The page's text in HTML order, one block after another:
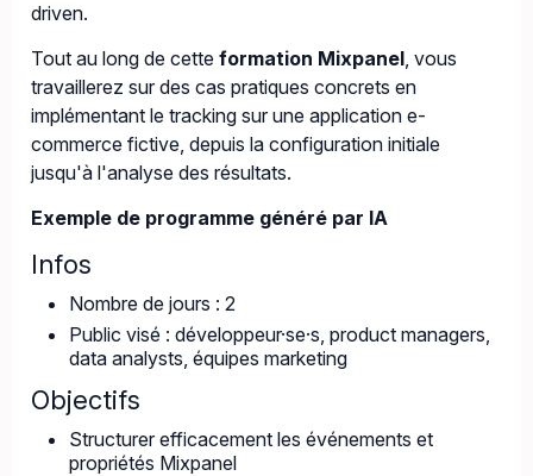
driven.
Tout au long de cette formation Mixpanel, vous
travaillerez sur des cas pratiques concrets en
implémentant le tracking sur une application e-
commerce fictive, depuis la configuration initiale
jusqu'à l'analyse des résultats.
Exemple de programme généré par IA
Infos
Nombre de jours : 2
Public visé : développeur·se·s, product managers,
data analysts, équipes marketing
Objectifs
Structurer efficacement les événements et
propriétés Mixpanel